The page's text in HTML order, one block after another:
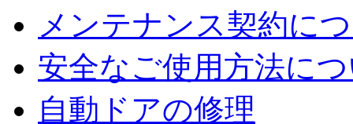
メンテナンス契約に
安全なご使用方法に
自動ドアの修理